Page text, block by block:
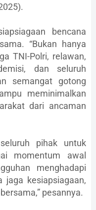
bencana
“Bukan hanya
TNI-Polri, relawan,
dan seluruh
semangat gotong
meminimalkan
dari ancaman
pihak untuk
momentum awal
menghadapi
jaga kesiapsiagaan,
pesannya.